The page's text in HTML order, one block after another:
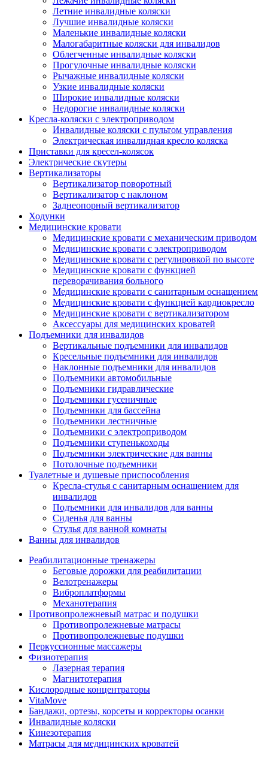
Летние инвалидные коляски
Лучшие инвалидные коляски
Маленькие инвалидные коляски
Малогабаритные коляски для инвалидов
Облегченные инвалидные коляски
Прогулочные инвалидные коляски
Рычажные инвалидные коляски
Узкие инвалидные коляски
Широкие инвалидные коляски
Недорогие инвалидные коляски
Кресла-коляски с электроприводом
Инвалидные коляски с пультом управления
Электрическая инвалидная кресло коляска
Приставки для кресел-колясок
Электрические скутеры
Вертикализаторы
Вертикализатор поворотный
Вертикализатор с наклоном
Заднеопорный вертикализатор
Ходунки
Медицинские кровати
Медицинские кровати с механическим приводом
Медицинские кровати с электроприводом
Медицинские кровати с регулировкой по высоте
Медицинские кровати с функцией
переворачивания больного
Медицинские кровати с санитарным оснащением
Медицинские кровати с функцией кардиокресло
Медицинские кровати с вертикализатором
Аксессуары для медицинских кроватей
Подъемники для инвалидов
Вертикальные подъемники для инвалидов
Кресельные подъемники для инвалидов
Наклонные подъемники для инвалидов
Подъемники автомобильные
Подъемники гидравлические
Подъемники гусеничные
Подъемники для бассейна
Подъемники лестничные
Подъемники с электроприводом
Подъемники ступенькоходы
Подъемники электрические для ванны
Потолочные подъемники
Туалетные и душевые приспособления
Кресла-стулья с санитарным оснащением для
инвалидов
Подъемники для инвалидов для ванны
Сиденья для ванны
Стулья для ванной комнаты
Ванны для инвалидов
Реабилитационные тренажеры
Беговые дорожки для реабилитации
Велотренажеры
Виброплатформы
Механотерапия
Противопролежневый матрас и подушки
Противопролежневые матрасы
Противопролежневые подушки
Перкуссионные массажеры
Физиотерапия
Лазерная терапия
Магнитотерапия
Кислородные концентраторы
VitaMove
Бандажи, ортезы, корсеты и корректоры осанки
Инвалидные коляски
Кинезотерапия
Матрасы для медицинских кроватей